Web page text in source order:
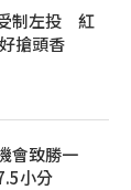
制左投 紅
搶頭香
會致勝一
小分